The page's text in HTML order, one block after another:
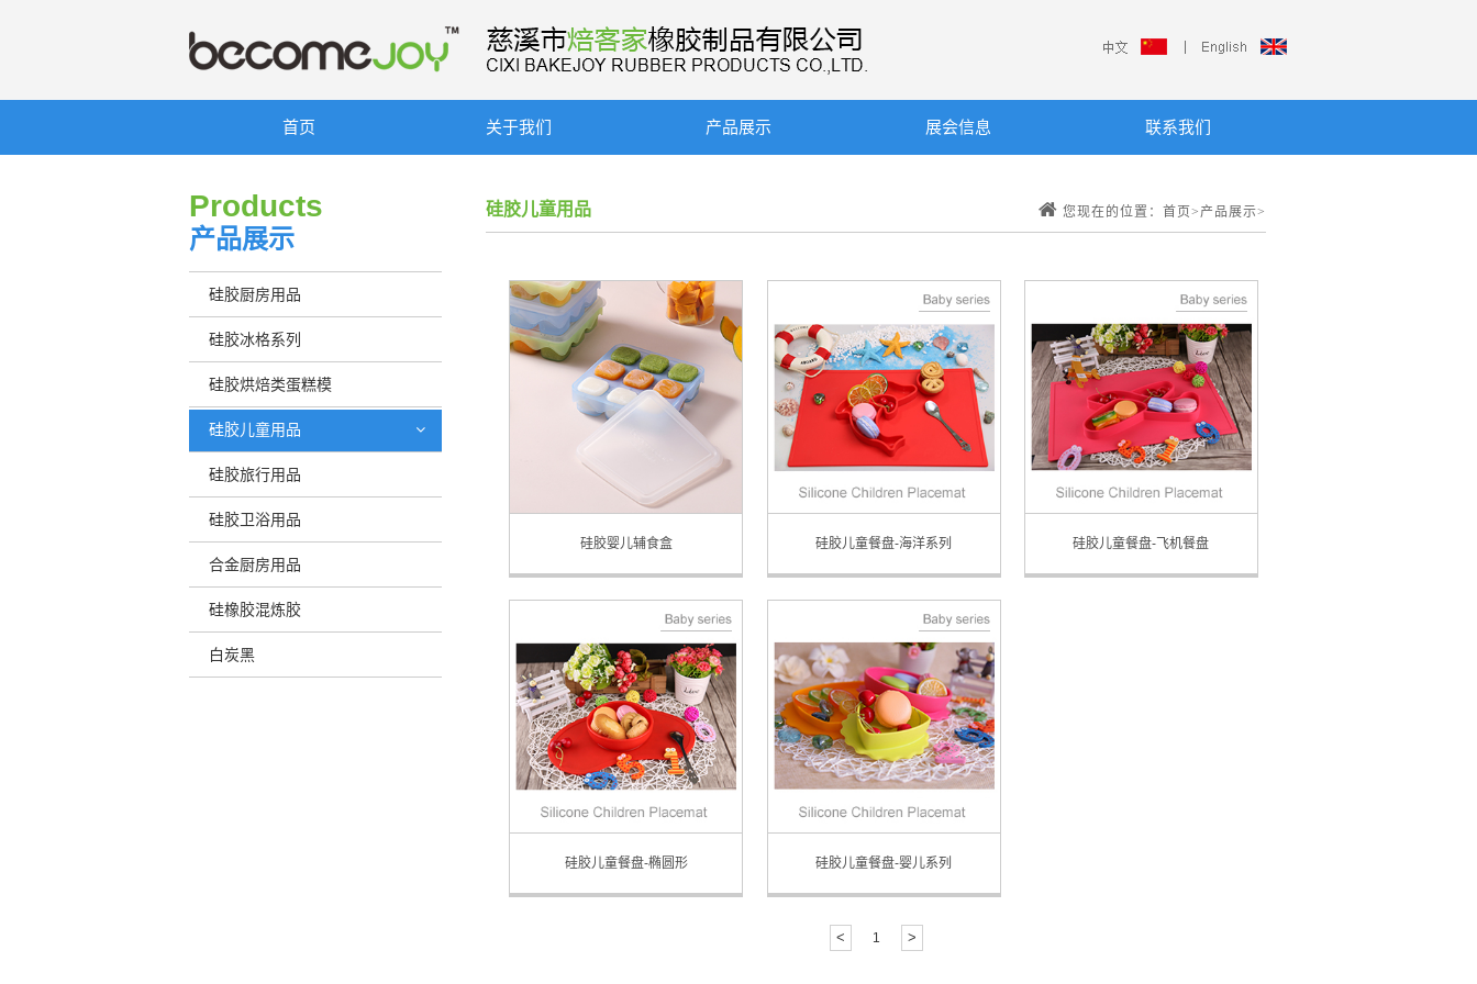
首页 关于我们 产品展示 展会信息 联系我们
Products
产品展示
硅胶厨房用品
硅胶冰格系列
硅胶烘焙类蛋糕模
硅胶儿童用品
硅胶旅行用品
硅胶卫浴用品
合金厨房用品
硅橡胶混炼胶
白炭黑
硅胶儿童用品 您现在的位置：首页>产品展示>
硅胶婴儿辅食盒 硅胶儿童餐盘-海洋系列 硅胶儿童餐盘-飞机餐盘
硅胶儿童餐盘-椭圆形 硅胶儿童餐盘-婴儿系列
< 1 >